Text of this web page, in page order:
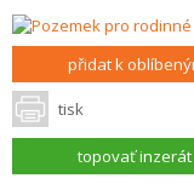
přidat k
tisk
topovať inzerát